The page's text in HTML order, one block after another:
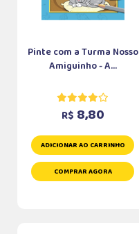
Pinte com a Turma Nosso
Amiguinho - A...
R$ 8,80
ADICIONAR AO CARRINHO
COMPRAR AGORA